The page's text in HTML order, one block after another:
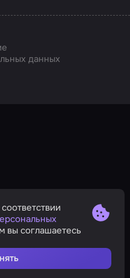
данных
вы соглашаетесь